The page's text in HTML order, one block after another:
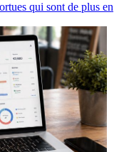
qui sont de plus en